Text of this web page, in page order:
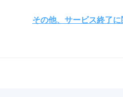
その他、サービス終了